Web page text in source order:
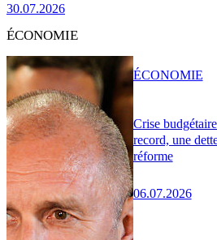
30.07.2026
ÉCONOMIE
Crise
record, une
réforme
06.07.2026
ÉCONOMIE